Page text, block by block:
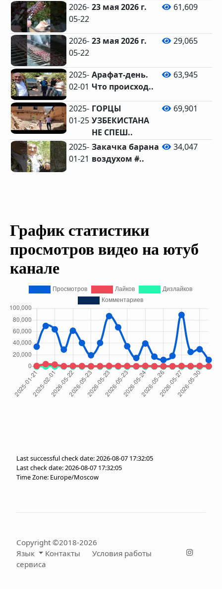
2026-
05-22
23 мая 2026 г. 61,609
2026-
05-22
23 мая 2026 г. 29,065
2025-
02-01
Арафат-день.
Что происход..
63,945
2025-
01-25
ГОРЦЫ
УЗБЕКИСТАНА
НЕ СПЕШ..
69,901
2025-
01-21
Закачка барана
воздухом #..
34,047
График статистики
просмотров видео на ютуб
канале
Last successful check date: 2026-08-07 17:32:05
Last check date: 2026-08-07 17:32:05
Time Zone: Europe/Moscow
Copyright ©2018-2026
Язык
Контакты
Условия работы
сервиса